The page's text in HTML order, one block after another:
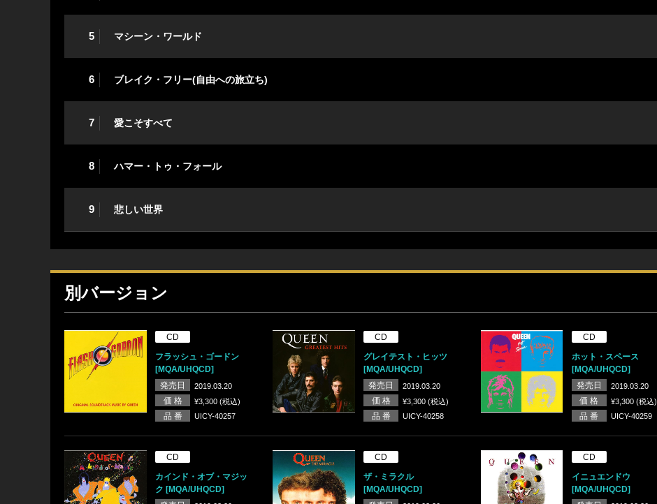
5 マシーン・ワールド
6 ブレイク・フリー(自由への旅立ち)
7 愛こそすべて
8 ハマー・トゥ・フォール
9 悲しい世界
別バージョン
CD
フラッシュ・ゴードン
[MQA/UHQCD]
発売日
2019.03.20
価 格 ¥3,300 (税込)
品 番 UICY-40257
CD
グレイテスト・ヒッツ
[MQA/UHQCD]
発売日
2019.03.20
価 格 ¥3,300 (税込)
品 番 UICY-40258
CD
ホット・スペース
[MQA/UHQCD]
発売日
2019.03.20
価 格 ¥3,300 (税込)
品 番 UICY-40259
CD
カインド・オブ・マジッ
ク [MQA/UHQCD]
CD
ザ・ミラクル
[MQA/UHQCD]
CD
イニュエンドウ
[MQA/UHQCD]